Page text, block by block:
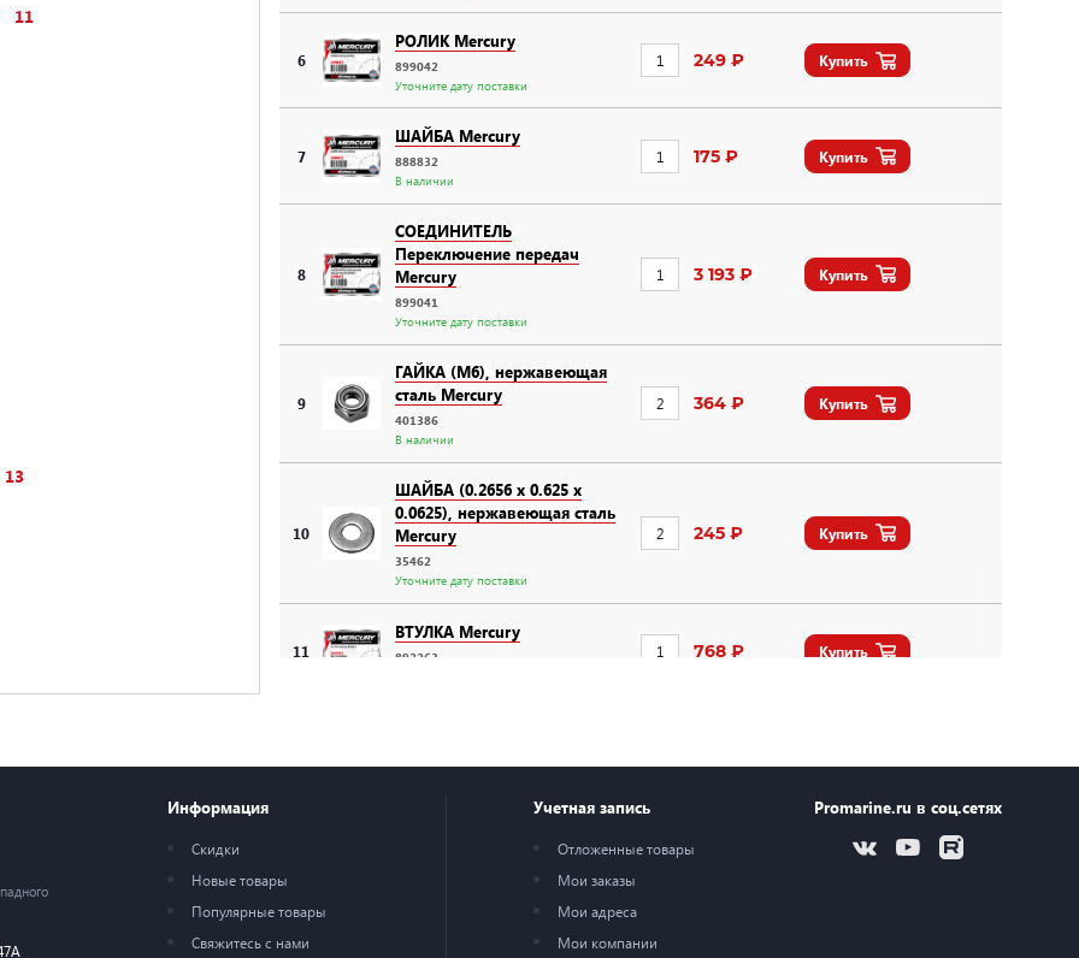
11
13
6
РОЛИК Mercury
899042
Уточните дату поставки
249 ₽ Купить
7
ШАЙБА Mercury
888832
В наличии
175 ₽ Купить
8
СОЕДИНИТЕЛЬ
Переключение передач
Mercury
899041
Уточните дату поставки
3 193 ₽ Купить
9
ГАЙКА (M6), нержавеющая
сталь Mercury
401386
В наличии
364 ₽ Купить
10
ШАЙБА (0.2656 x 0.625 x
0.0625), нержавеющая сталь
Mercury
35462
Уточните дату поставки
245 ₽ Купить
11
ВТУЛКА Mercury
892263
768 ₽ Купить
Уточните дату поставки
Купить
Информация
Скидки
Новые товары
Популярные товары
Свяжитесь с нами
Учетная запись
Отложенные товары
Мои заказы
Мои адреса
Мои компании
Promarine.ru в соц.сетях